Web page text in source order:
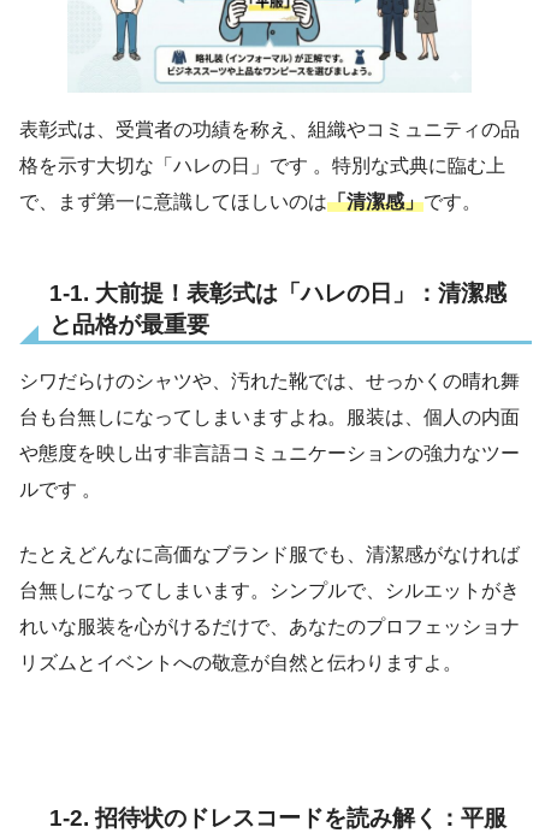
表彰式は、受賞者の功績を称え、組織やコミュニティの品
格を示す大切な「ハレの日」です 。特別な式典に臨む上
で、まず第一に意識してほしいのは「清潔感」です。
1-1. 大前提！表彰式は「ハレの日」：清潔感
と品格が最重要
シワだらけのシャツや、汚れた靴では、せっかくの晴れ舞
台も台無しになってしまいますよね。服装は、個人の内面
や態度を映し出す非言語コミュニケーションの強力なツー
ルです 。
たとえどんなに高価なブランド服でも、清潔感がなければ
台無しになってしまいます。シンプルで、シルエットがき
れいな服装を心がけるだけで、あなたのプロフェッショナ
リズムとイベントへの敬意が自然と伝わりますよ。
1-2. 招待状のドレスコードを読み解く：平服